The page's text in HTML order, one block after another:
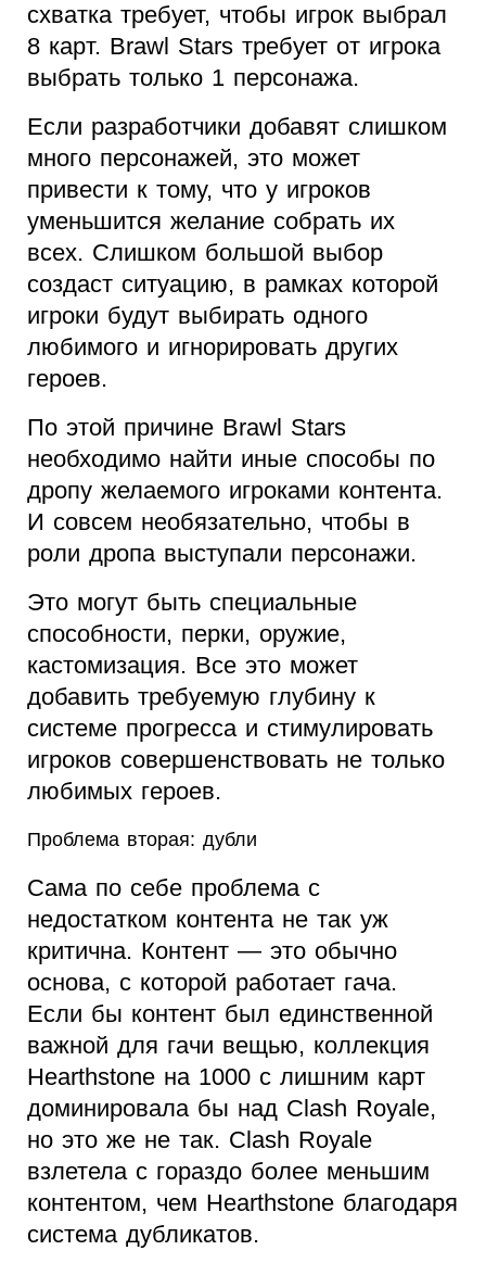
схватка требует, чтобы игрок выбрал
8 карт. Brawl Stars требует от игрока
выбрать только 1 персонажа.
Если разработчики добавят слишком
много персонажей, это может
привести к тому, что у игроков
уменьшится желание собрать их
всех. Слишком большой выбор
создаст ситуацию, в рамках которой
игроки будут выбирать одного
любимого и игнорировать других
героев.
По этой причине Brawl Stars
необходимо найти иные способы по
дропу желаемого игроками контента.
И совсем необязательно, чтобы в
роли дропа выступали персонажи.
Это могут быть специальные
способности, перки, оружие,
кастомизация. Все это может
добавить требуемую глубину к
системе прогресса и стимулировать
игроков совершенствовать не только
любимых героев.
Проблема вторая: дубли
Сама по себе проблема с
недостатком контента не так уж
критична. Контент — это обычно
основа, с которой работает гача.
Если бы контент был единственной
важной для гачи вещью, коллекция
Hearthstone на 1000 с лишним карт
доминировала бы над Clash Royale,
но это же не так. Clash Royale
взлетела с гораздо более меньшим
контентом, чем Hearthstone благодаря
система дубликатов.